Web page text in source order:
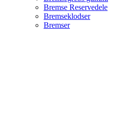
Bremse Reservedele
Bremseklodser
Bremser